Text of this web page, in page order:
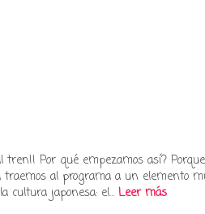
tren!! Por qué empezamos así? Porque
traemos al programa a un elemento
cultura japonesa: el…Leer más